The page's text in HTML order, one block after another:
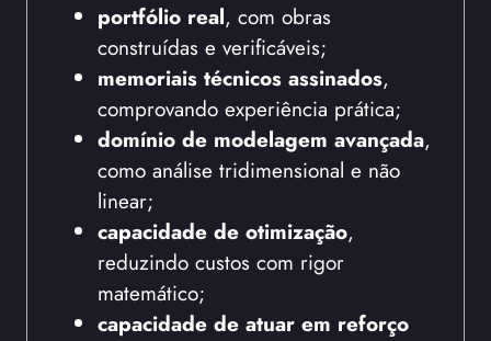
portfólio real, com obras
construídas e verificáveis;
memoriais técnicos assinados,
comprovando experiência prática;
domínio de modelagem avançada,
como análise tridimensional e não
linear;
capacidade de otimização,
reduzindo custos com rigor
matemático;
capacidade de atuar em reforço